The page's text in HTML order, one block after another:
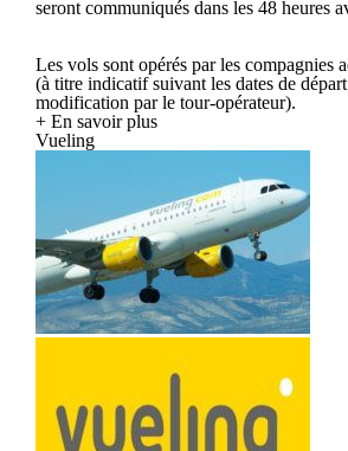
seront communiqués dans les 48 heures
Les vols sont opérés par les compagnies
(à titre indicatif suivant les dates de
modification par le tour-opérateur).
+ En savoir plus
Vueling